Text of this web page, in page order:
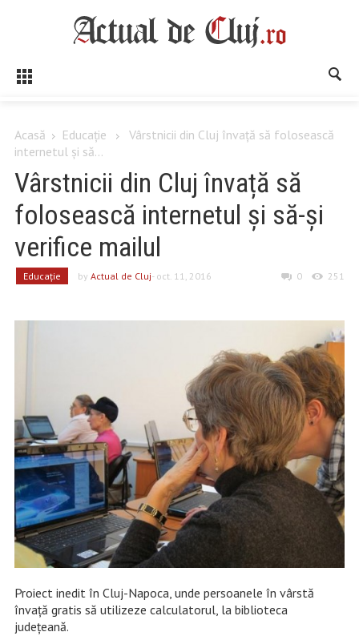
Acasă Educaţie
Vârstnicii din Cluj învață să folosească
internetul și să...
Vârstnicii din Cluj învață să
folosească internetul și să-și
verifice mailul
Educaţie by Actual de Cluj- oct. 11, 2016 0 251
Proiect inedit în Cluj-Napoca, unde persoanele în vârstă
învață gratis să utilizeze calculatorul, la biblioteca
județeană.